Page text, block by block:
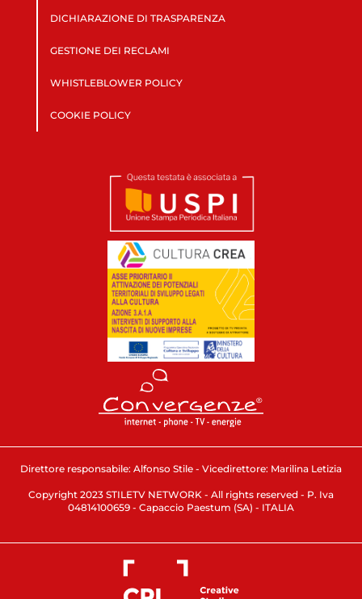
DICHIARAZIONE DI TRASPARENZA
GESTIONE DEI RECLAMI
WHISTLEBLOWER POLICY
COOKIE POLICY
Direttore responsabile: Alfonso Stile - Vicedirettore: Marilina Letizia
Copyright 2023 STILETV NETWORK - All rights reserved - P. Iva
04814100659 - Capaccio Paestum (SA) - ITALIA